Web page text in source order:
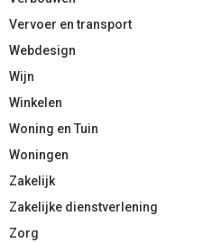
Vervoer en transport
Webdesign
Wijn
Winkelen
Woning en Tuin
Woningen
Zakelijk
Zakelijke dienstverlening
Zorg